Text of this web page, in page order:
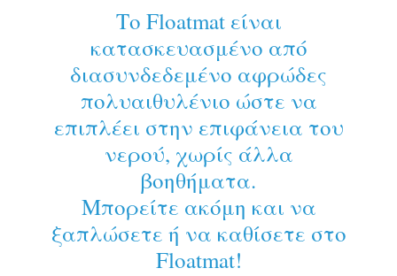
Το Floatmat είναι
κατασκευασμένο από
διασυνδεδεμένο αφρώδες
πολυαιθυλένιο ώστε να
επιπλέει στην επιφάνεια του
νερού, χωρίς άλλα
βοηθήματα.
Μπορείτε ακόμη και να
ξαπλώσετε ή να καθίσετε στο
Floatmat!